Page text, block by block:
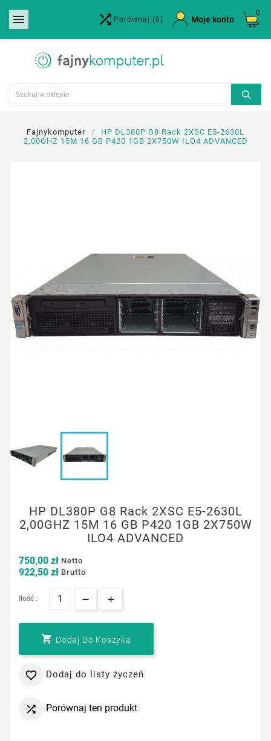
  Porównaj (0) Moje konto
0
Fajnykomputer
HP DL380P G8 Rack 2XSC E5-2630L
2,00GHZ 15M 16 GB P420 1GB 2X750W ILO4 ADVANCED
HP DL380P G8 Rack 2XSC E5-2630L
2,00GHZ 15M 16 GB P420 1GB 2X750W
ILO4 ADVANCED
750,00 zł Netto
922,50 zł Brutto
Ilość :
 Dodaj Do Koszyka
 Dodaj do listy życzeń
 Porównaj ten produkt
Utwórz listę życzeń ×
Nazwa listy życzeń
Anuluj Utwórz listę życzeń